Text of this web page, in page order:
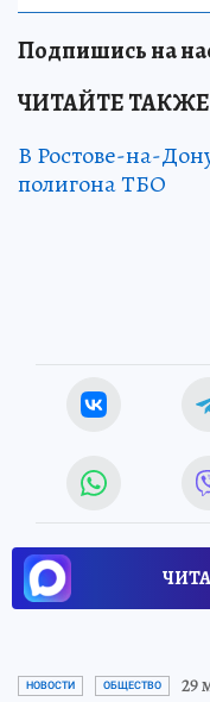
Подпишись на
ЧИТАЙТЕ ТАКЖЕ
В Ростове-на-
полигона ТБО
НОВОСТИ ОБЩЕСТВО 29